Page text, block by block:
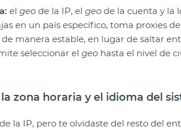
el geo de la IP, el geo de la cuenta y la
en un país específico, toma proxies
manera estable, en lugar de saltar
seleccionar el geo hasta el nivel de
zona horaria y el idioma del
de la IP, pero te olvidaste del resto del